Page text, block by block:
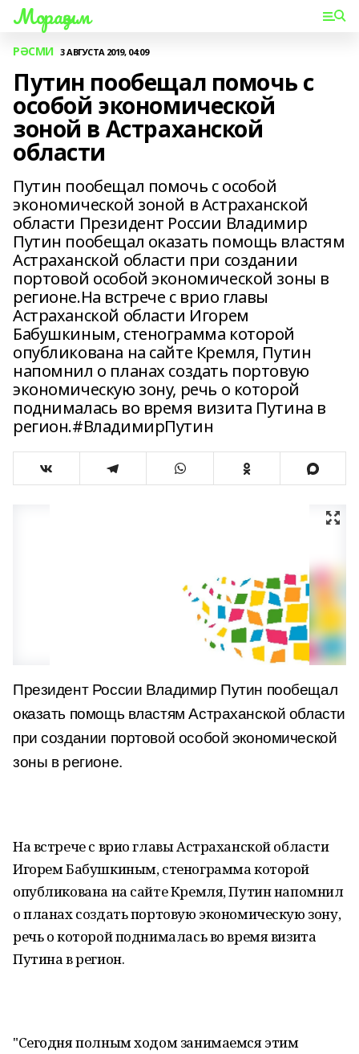
Мораҙым
РӘСМИ 3 АВГУСТА 2019, 04:09
Путин пообещал помочь с
особой экономической
зоной в Астраханской
области
Путин пообещал помочь с особой
экономической зоной в Астраханской
области Президент России Владимир
Путин пообещал оказать помощь властям
Астраханской области при создании
портовой особой экономической зоны в
регионе.На встрече с врио главы
Астраханской области Игорем
Бабушкиным, стенограмма которой
опубликована на сайте Кремля, Путин
напомнил о планах создать портовую
экономическую зону, речь о которой
поднималась во время визита Путина в
регион.#ВладимирПутин
Президент России Владимир Путин пообещал
оказать помощь властям Астраханской области
при создании портовой особой экономической
зоны в регионе.
На встрече с врио главы Астраханской области
Игорем Бабушкиным, стенограмма которой
опубликована на сайте Кремля, Путин напомнил
о планах создать портовую экономическую зону,
речь о которой поднималась во время визита
Путина в регион.
"Сегодня полным ходом занимаемся этим